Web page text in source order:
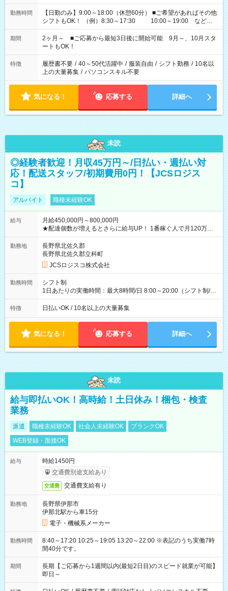
勤務時間
【日勤のみ】9:00～18:00（休憩60分） ■ご希望があればその他
シフトもOK！ （例）8:30～17:30 10:00～19:00 など
「家族とお休みを合わせたい」 「できれば残業はしたくない」
など、あなたのご希望に沿ったお仕事をご紹介します！ ※Wワ
ーク希望の方へ 今ご覧のお仕事で希望する勤務時間と、もう1つ
のお仕事の勤務時間。 合計で週40時間を超える場合は応募でき
ません
期間
2ヶ月～ ■ご応募から最短3日後に開始可能 9月～、10月スタ
ートもOK！
特徴 履歴書不要 / 40～50代活躍中 / 服装自由 / シフト勤務 / 10名以
上の大量募集 / パソコンスキル不要
気になる！ 応募する 詳細へ
未読
◎経験者歓迎！月収45万円～/日払い・週払い対
応！配送スタッフ/初期費用0円！【JCSロジス
コ】
アルバイト 職種未経験OK
給与
月給450,000円～800,000円
★配達個数が増えるとさらに給与UP！ 1番稼ぐ人で月120万ほ
ど！ ・主要都市エリア 月収55万円／週5日稼働 月収65万~112
万円／週6日稼働 ・地方郊外エリア 月収40万円／週5日稼働 月
収40万円~50万円／週6日稼働 ＜モデルイメージ＞ ■月収50万
円 (27歳男性/江東区在住)※元建築関係 1日150個配達×25日勤務
(日休み) ■月収80万円(43歳男性/墨田区在住)※元営業 1日200個
勤務地
長野県北佐久郡
長野県北佐久郡立科町
JCSロジスコ株式会社
勤務時間
シフト制
1日あたりの実働時間：最大8時間/日 8:00～20:00（シフト制/実
働8時間） ※週5日勤務（場所次第では週4も有り） ※配達状況
によって時間外での勤務可能性有り ※案件により多少の前後あ
特徴 日払いOK / 10名以上の大量募集
気になる！ 応募する 詳細へ
未読
給与即払いOK！高時給！土日休み！梱包・検査
業務
派遣 職種未経験OK 社会人未経験OK
ブランクOK
WEB登録・面接OK
給与
時給1450円
交通費別途支給あり
交通費 交通費支給有り
勤務地
長野県伊那市
伊那北駅から車15分
電子・機械系メーカー
勤務時間
8:40～17:20 10:25～19:05 13:20～22:00 ※表記のうち実働7時
間40分です。
期間
長期【ご応募から1週間以内(最短2日目)のスピード就業が可能】
即日～